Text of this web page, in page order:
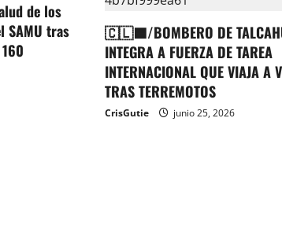
de los
SAMU tras
🇨🇱🟦/BOMBERO DE
INTEGRA A FUERZA DE TAREA
INTERNACIONAL QUE VIAJA A
TRAS TERREMOTOS
CrisGutie junio 25, 2026